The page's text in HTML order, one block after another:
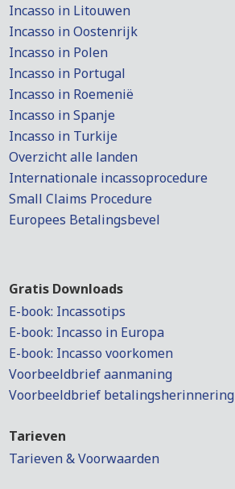
Incasso in Litouwen
Incasso in Oostenrijk
Incasso in Polen
Incasso in Portugal
Incasso in Roemenië
Incasso in Spanje
Incasso in Turkije
Overzicht alle landen
Internationale incassoprocedure
Small Claims Procedure
Europees Betalingsbevel
Gratis Downloads
E-book: Incassotips
E-book: Incasso in Europa
E-book: Incasso voorkomen
Voorbeeldbrief aanmaning
Voorbeeldbrief betalingsherinnering
Tarieven
Tarieven & Voorwaarden